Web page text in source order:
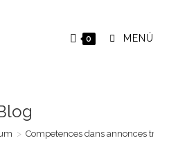
0 MENÚ
> Competences dans annonces